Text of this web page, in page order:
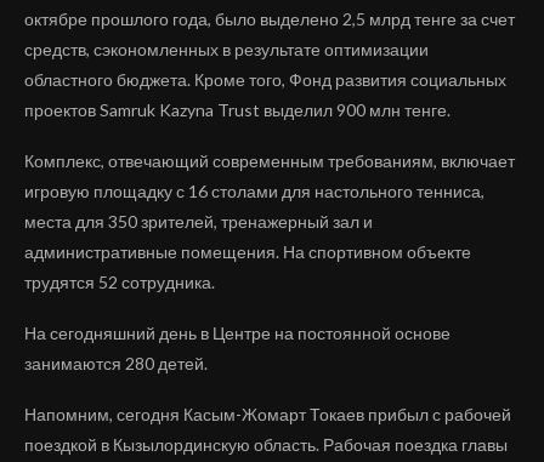
октябре прошлого года, было выделено 2,5 млрд тенге за счет
средств, сэкономленных в результате оптимизации
областного бюджета. Кроме того, Фонд развития социальных
проектов Samruk Kazyna Trust выделил 900 млн тенге.
Комплекс, отвечающий современным требованиям, включает
игровую площадку с 16 столами для настольного тенниса,
места для 350 зрителей, тренажерный зал и
административные помещения. На спортивном объекте
трудятся 52 сотрудника.
На сегодняшний день в Центре на постоянной основе
занимаются 280 детей.
Напомним, сегодня Касым-Жомарт Токаев прибыл с рабочей
поездкой в Кызылординскую область. Рабочая поездка главы